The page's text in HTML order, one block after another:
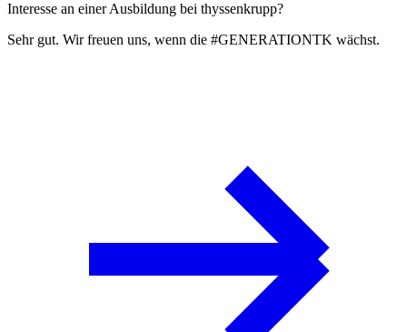
Interesse an einer Ausbildung bei thyssenkrupp?
Sehr gut. Wir freuen uns, wenn die #GENERATIONTK wächst.